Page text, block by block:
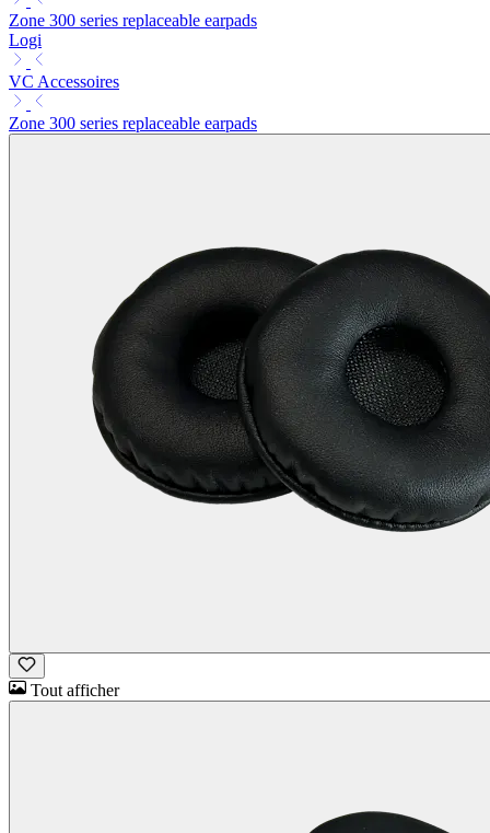
Zone 300 series replaceable earpads
Logi
VC Accessoires
Zone 300 series replaceable earpads
Tout afficher